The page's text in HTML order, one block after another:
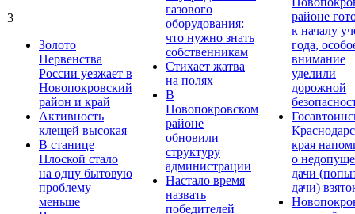
3
Золото
Первенства
России уезжает в
Новопокровский
район и край
Активность
клещей высокая
В станице
Плоской стало
на одну бытовую
проблему
меньше
газового
оборудования:
что нужно знать
собственникам
Стихает жатва
на полях
В
Новопокровском
районе
обновили
структуру
администрации
Настало время
назвать
победителей
районе
к началу
года,
внимание
уделили
дорожной
края
о
дачи
дачи)